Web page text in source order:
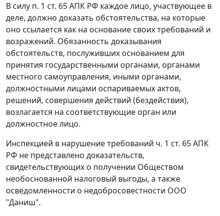
В силу п. 1 ст. 65АПК РФ каждое лицо, участвующее в
деле, должно доказать обстоятельства, на которые
оно ссылается как на основание своих требований и
возражений. Обязанность доказывания
обстоятельств, послуживших основанием для
принятия государственными органами, органами
местного самоуправления, иными органами,
должностными лицами оспариваемых актов,
решений, совершения действий (бездействия),
возлагается на соответствующие орган или
должностное лицо.
Инспекцией в нарушение требований ч. 1 ст. 65АПК
РФ не представлено доказательств,
свидетельствующих о получении Обществом
необоснованной налоговый выгоды, а также
осведомленности о недобросовестности ООО
"Даниш".